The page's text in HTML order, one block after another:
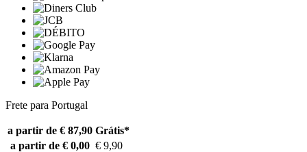
Frete para Portugal
a partir de € 87,90 Grátis*
a partir de € 0,00 € 9,90